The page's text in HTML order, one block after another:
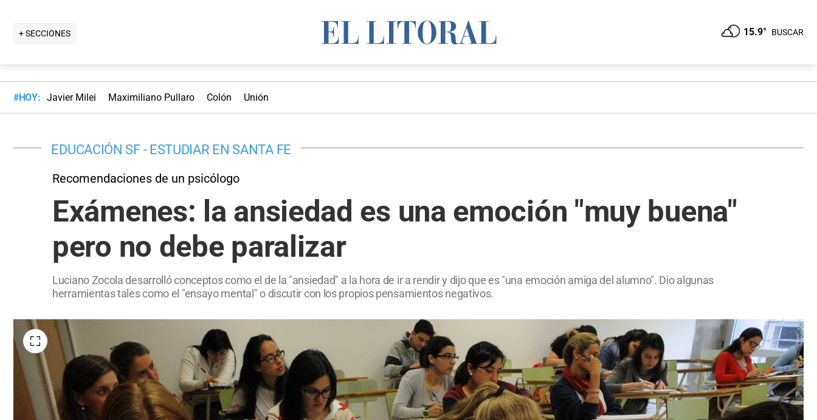
+ SECCIONES 15.9° BUSCAR
#HOY: Javier Milei Maximiliano Pullaro Colón Unión
EDUCACIÓN SF - ESTUDIAR EN SANTA FE
Recomendaciones de un psicólogo
Exámenes: la ansiedad es una emoción "muy buena"
pero no debe paralizar
Luciano Zocola desarrolló conceptos como el de la "ansiedad" a la hora de ir a rendir y dijo que es "una emoción amiga del alumno". Dio algunas
herramientas tales como el "ensayo mental" o discutir con los propios pensamientos negativos.